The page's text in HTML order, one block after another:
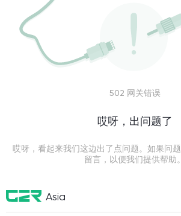
502 网关错误
哎呀，出问题了
哎呀，看起来我们这边出了点问题。如果问
留言，以便我们提供帮助。
Asia